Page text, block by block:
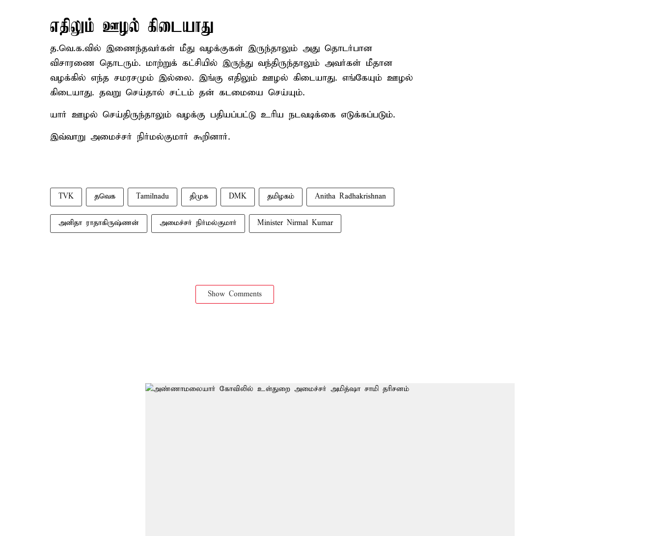
எதிலும் ஊழல் கிடையாது
த.வெ.க.வில் இணைந்தவர்கள் மீது வழக்குகள் இருந்தாலும் அது தொடர்பான
விசாரணை தொடரும். மாற்றுக் கட்சியில் இருந்து வந்திருந்தாலும் அவர்கள் மீதான
வழக்கில் எந்த சமரசமும் இல்லை. இங்கு எதிலும் ஊழல் கிடையாது. எங்கேயும் ஊழல்
கிடையாது. தவறு செய்தால் சட்டம் தன் கடமையை செய்யும்.
யார் ஊழல் செய்திருந்தாலும் வழக்கு பதியப்பட்டு உரிய நடவடிக்கை எடுக்கப்படும்.
இவ்வாறு அமைச்சர் நிர்மல்குமார் கூறினார்.
TVK தவெக Tamilnadu திமுக DMK தமிழகம் Anitha Radhakrishnan
அனிதா ராதாகிருஷ்ணன் அமைச்சர் நிர்மல்குமார் Minister Nirmal Kumar
Show Comments